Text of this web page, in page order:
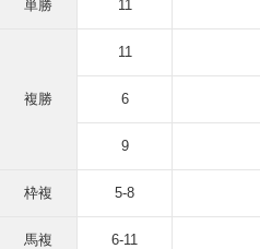
単勝 11
複勝
11
6
9
枠複 5-8
馬複 6-11